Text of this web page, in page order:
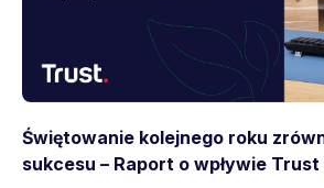
Świętowanie kolejnego roku
sukcesu – Raport o wpływie